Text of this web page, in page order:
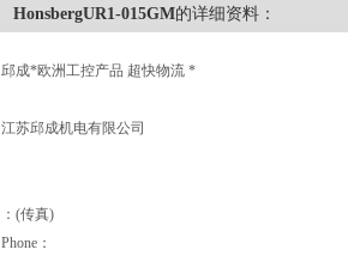
HonsbergUR1-015GM的详细资料：
邱成*欧洲工控产品 超快物流 *
江苏邱成机电有限公司
：(传真)
Phone：